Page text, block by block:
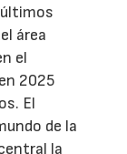
área
el
2025
El
de la
la